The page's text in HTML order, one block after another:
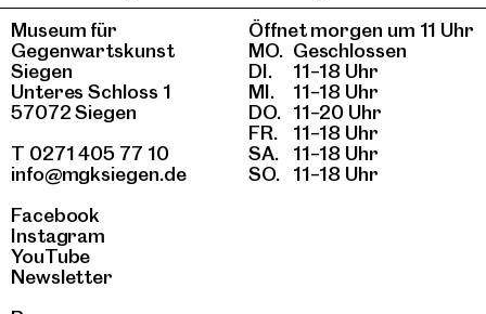
Museum für
Gegenwartskunst
Siegen
Unteres Schloss 1
57072 Siegen
T 0271 405 77 10
info@mgksiegen.de
Facebook
Instagram
YouTube
Newsletter
Öffnet morgen um 11 Uhr
MO. Geschlossen
DI.
11–18 Uhr
MI.
11–18 Uhr
DO. 11–20 Uhr
FR.
11–18 Uhr
SA.
11–18 Uhr
SO.
11–18 Uhr